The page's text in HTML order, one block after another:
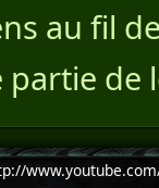
au fil
partie de